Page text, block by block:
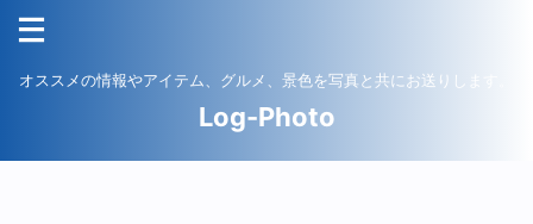
オススメの情報やアイテム、グルメ、景色を写真と共にお送りします。
Log-Photo